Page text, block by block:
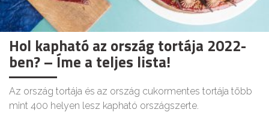
Hol kapható az ország tortája 2022-
ben? – Íme a teljes lista!
Az ország tortája és az ország cukormentes tortája több
mint 400 helyen lesz kapható országszerte.